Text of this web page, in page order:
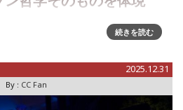
“CROSSROADS” VICTORY
A CONQUERING COLOR」～フォ
続きを読む
2025.12.31
By : CC Fan